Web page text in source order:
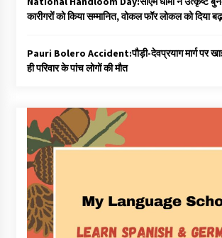
कारीगरों को किया सम्मानित, वोकल फॉर लोकल को दिया
Pauri Bolero Accident:पौड़ी-देवप्रयाग मार्ग पर खाई
ही परिवार के पांच लोगों की मौत